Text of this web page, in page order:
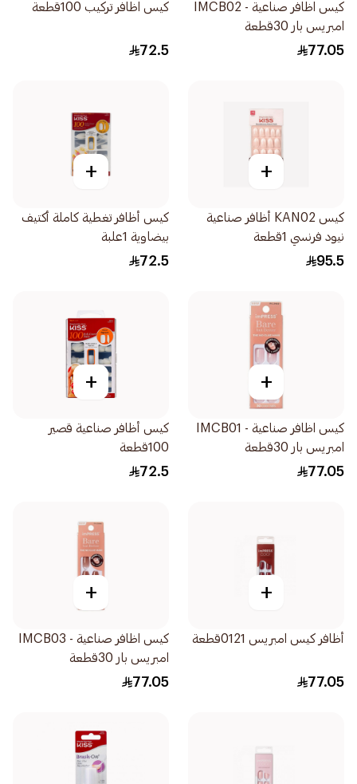
كيس اظافر صناعية - IMCB02
امبريس بار 30قطعة
77.05
كيس اظافر تركيب 100قطعة
72.5
+
كيس KAN02 أظافر صناعية
نيود فرنسي 1قطعة
95.5
+
كيس أظافر تغطية كاملة أكتيف
بيضاوية 1علبة
72.5
+
كيس اظافر صناعية - IMCB01
امبريس بار 30قطعة
77.05
+
كيس أظافر صناعية قصير
100قطعة
72.5
+
أظافر كيس امبريس 0121قطعة
77.05
+
كيس اظافر صناعية - IMCB03
امبريس بار 30قطعة
77.05